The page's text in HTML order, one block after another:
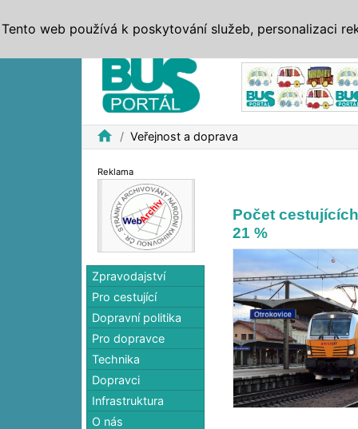
home Veřejnost a doprava
Reklama
Zpravodajství
Pro cestující
Dopravní politika
Pro dopravce
Technika
Dopravci
Infrastruktura
O nás
Počet
21 %
Tento web používá k poskytování služeb, personalizaci